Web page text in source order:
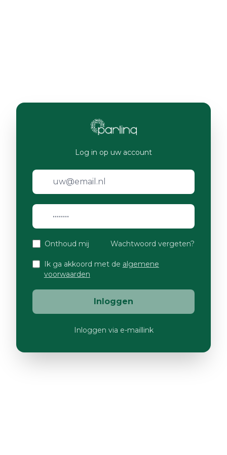
Log in op uw account
Onthoud mij Wachtwoord vergeten?
Ik ga akkoord met de algemene
voorwaarden
Inloggen
Inloggen via e-maillink